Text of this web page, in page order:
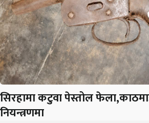
सिरहामा कटुवा पेस्तोल
नियन्त्रणमा